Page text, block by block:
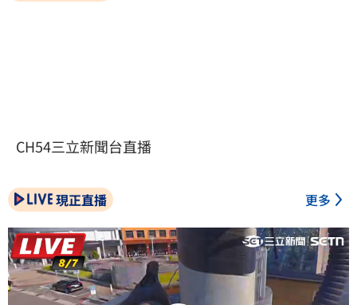
CH54三立新聞台直播
現正直播 更多